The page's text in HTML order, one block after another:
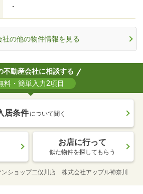
-
社の他の物件情報を見る
不動産会社に相談する
料・簡単入力2項目
居条件 について聞く
お店に行って
似た物件を探してもらう
ンショップ二俣川店 株式会社アップル神奈川